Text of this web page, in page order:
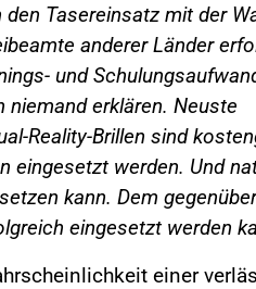
Tasereinsatz mit der
anderer Länder
und
niemand erklären. Neuste
Reality-Brillen sind
eingesetzt werden. Und
kann. Dem
eingesetzt werden
einer